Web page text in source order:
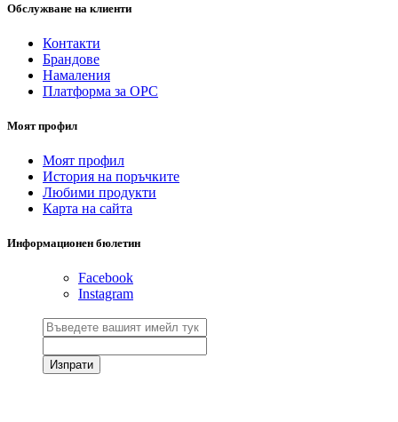
Обслужване на клиенти
Контакти
Брандове
Намаления
Платформа за ОРС
Моят профил
Моят профил
История на поръчките
Любими продукти
Карта на сайта
Информационен бюлетин
Facebook
Instagram